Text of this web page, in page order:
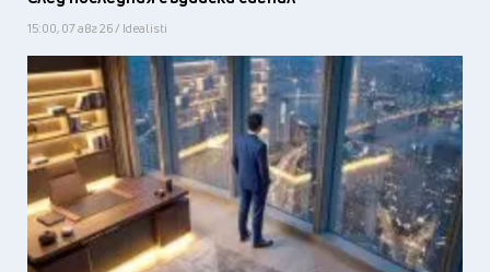
15:00, 07 авг 26 / Idealisti